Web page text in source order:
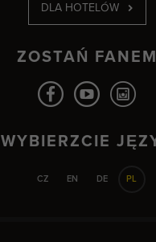
DLA HOTELÓW
ZOSTAŃ FANEM
WYBIERZCIE
CZ EN DE PL